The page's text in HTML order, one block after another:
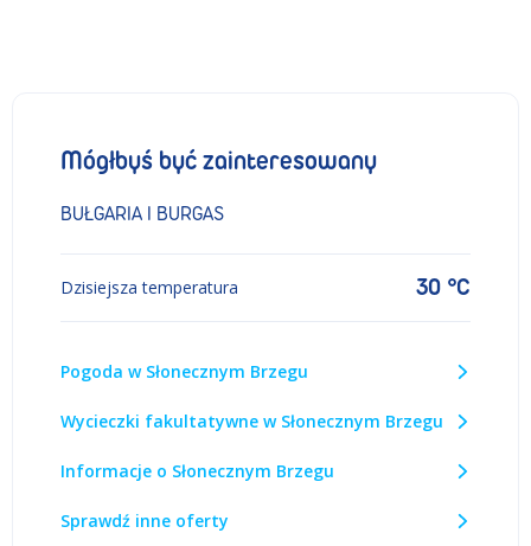
Mógłbyś być zainteresowany
BUŁGARIA I BURGAS
Dzisiejsza temperatura 30 °C
Pogoda w Słonecznym Brzegu
Wycieczki fakultatywne w Słonecznym Brzegu
Informacje o Słonecznym Brzegu
Sprawdź inne oferty